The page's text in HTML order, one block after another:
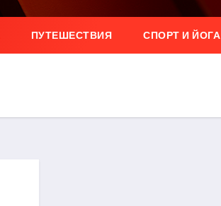
ПУТЕШЕСТВИЯ СПОРТ И ЙОГА